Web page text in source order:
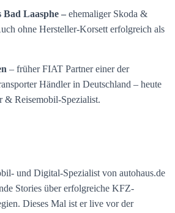
Bad Laasphe – ehemaliger Skoda &
ohne Hersteller-Korsett erfolgreich als
– früher FIAT Partner einer der
Händler in Deutschland – heute
& Reisemobil-Spezialist.
und Digital-Spezialist von autohaus.de
Stories über erfolgreiche KFZ-
Dieses Mal ist er live vor der